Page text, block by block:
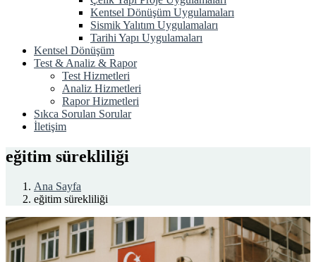
Kentsel Dönüşüm Uygulamaları
Sismik Yalıtım Uygulamaları
Tarihi Yapı Uygulamaları
Kentsel Dönüşüm
Test & Analiz & Rapor
Test Hizmetleri
Analiz Hizmetleri
Rapor Hizmetleri
Sıkca Sorulan Sorular
İletişim
eğitim sürekliliği
Ana Sayfa
eğitim sürekliliği